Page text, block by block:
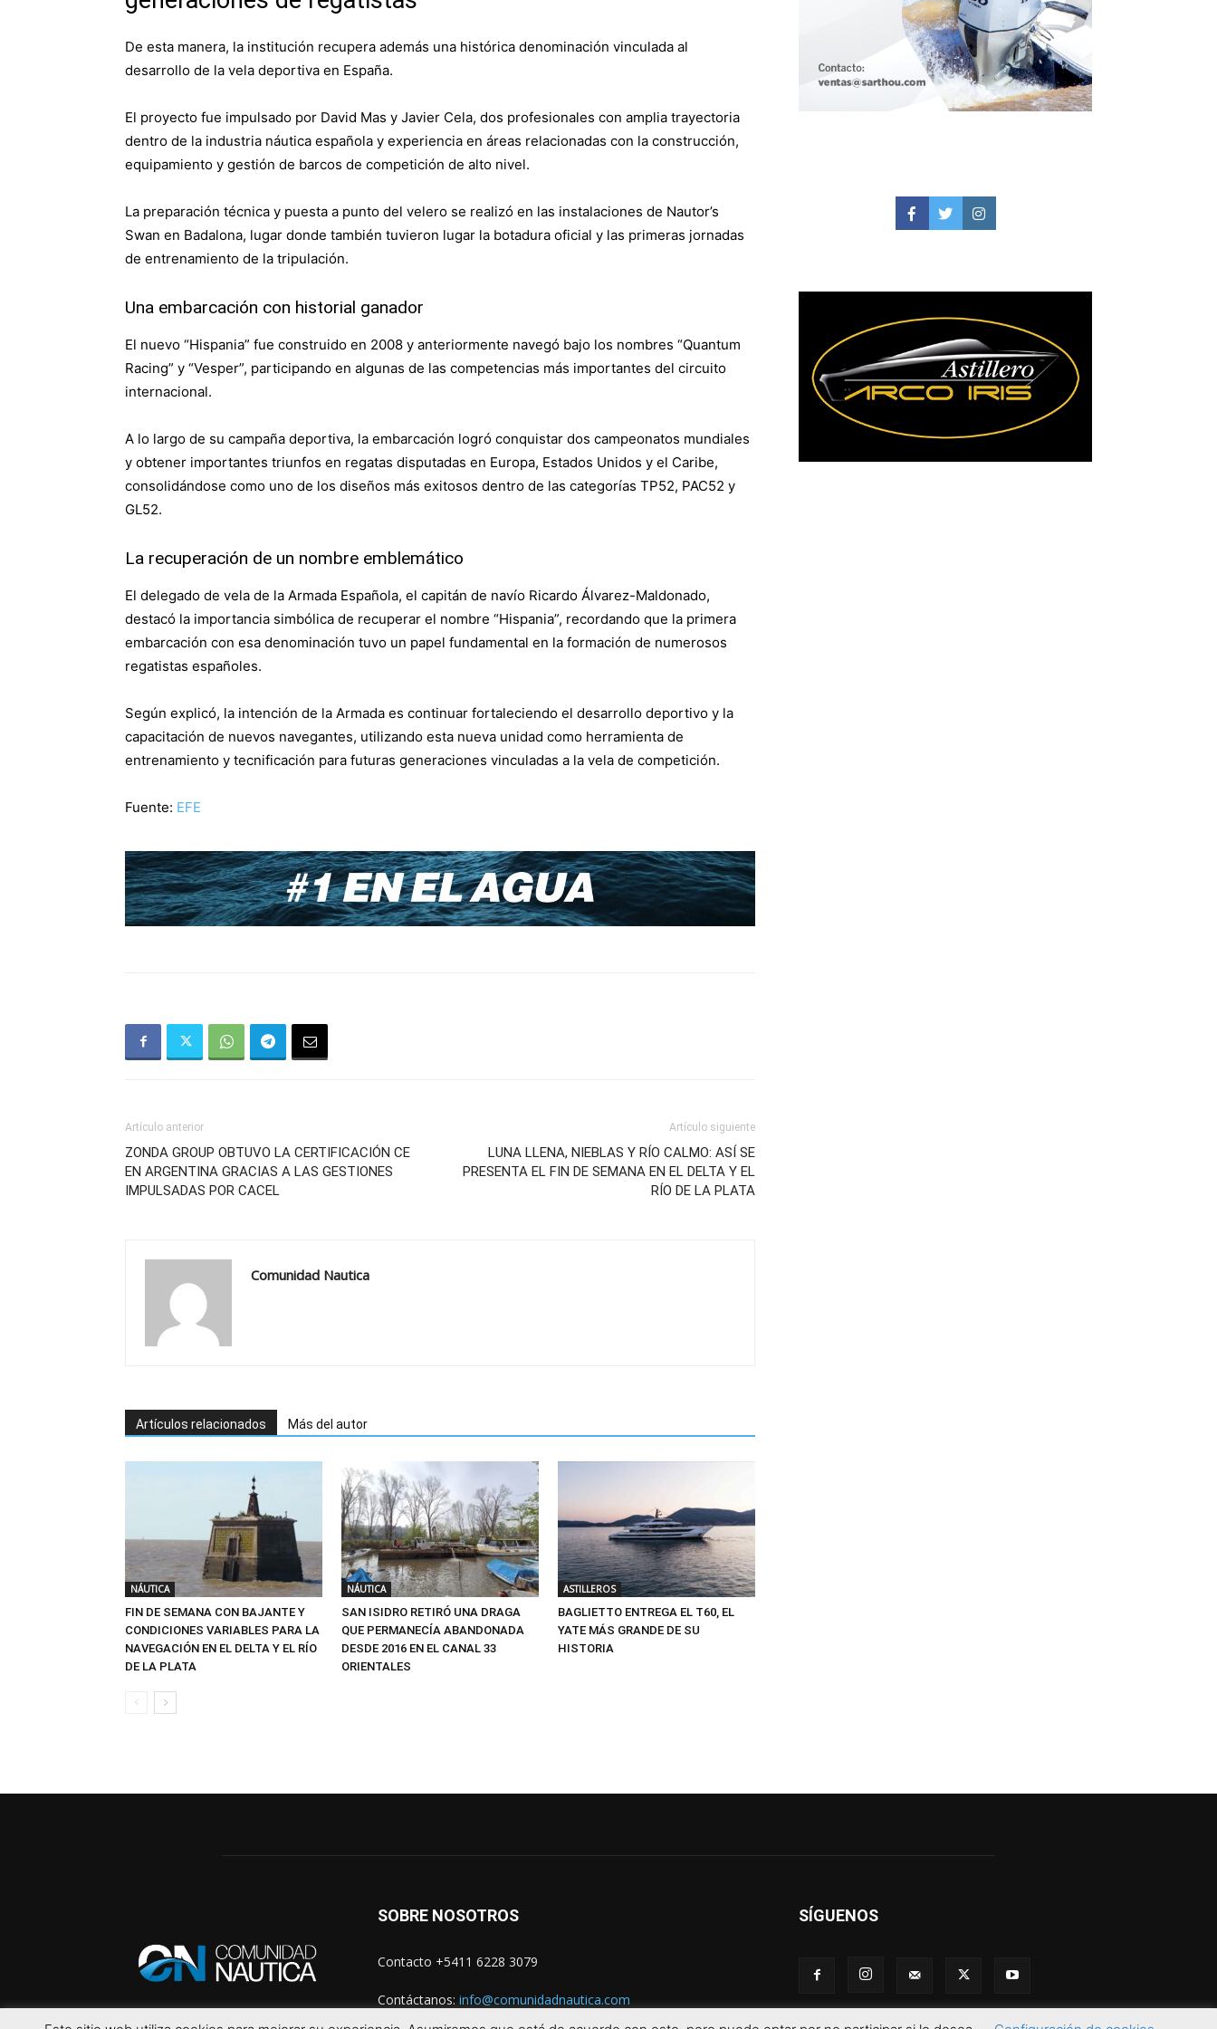
De esta manera, la institución recupera además una histórica denominación vinculada al
desarrollo de la vela deportiva en España.
El proyecto fue impulsado por David Mas y Javier Cela, dos profesionales con amplia trayectoria
dentro de la industria náutica española y experiencia en áreas relacionadas con la construcción,
equipamiento y gestión de barcos de competición de alto nivel.
La preparación técnica y puesta a punto del velero se realizó en las instalaciones de Nautor’s
Swan en Badalona, lugar donde también tuvieron lugar la botadura oficial y las primeras jornadas
de entrenamiento de la tripulación.
Una embarcación con historial ganador
El nuevo “Hispania” fue construido en 2008 y anteriormente navegó bajo los nombres “Quantum
Racing” y “Vesper”, participando en algunas de las competencias más importantes del circuito
internacional.
A lo largo de su campaña deportiva, la embarcación logró conquistar dos campeonatos mundiales
y obtener importantes triunfos en regatas disputadas en Europa, Estados Unidos y el Caribe,
consolidándose como uno de los diseños más exitosos dentro de las categorías TP52, PAC52 y
GL52.
La recuperación de un nombre emblemático
El delegado de vela de la Armada Española, el capitán de navío Ricardo Álvarez-Maldonado,
destacó la importancia simbólica de recuperar el nombre “Hispania”, recordando que la primera
embarcación con esa denominación tuvo un papel fundamental en la formación de numerosos
regatistas españoles.
Según explicó, la intención de la Armada es continuar fortaleciendo el desarrollo deportivo y la
capacitación de nuevos navegantes, utilizando esta nueva unidad como herramienta de
entrenamiento y tecnificación para futuras generaciones vinculadas a la vela de competición.
Fuente: EFE
Artículo anterior
ZONDA GROUP OBTUVO LA CERTIFICACIÓN CE
EN ARGENTINA GRACIAS A LAS GESTIONES
IMPULSADAS POR CACEL
Artículo siguiente
LUNA LLENA, NIEBLAS Y RÍO CALMO: ASÍ SE
PRESENTA EL FIN DE SEMANA EN EL DELTA Y EL
RÍO DE LA PLATA
Comunidad Nautica
Artículos relacionados Más del autor
NÁUTICA
FIN DE SEMANA CON BAJANTE Y
CONDICIONES VARIABLES PARA LA
NAVEGACIÓN EN EL DELTA Y EL RÍO
DE LA PLATA
NÁUTICA
SAN ISIDRO RETIRÓ UNA DRAGA
QUE PERMANECÍA ABANDONADA
DESDE 2016 EN EL CANAL 33
ORIENTALES
ASTILLEROS
BAGLIETTO ENTREGA EL T60, EL
YATE MÁS GRANDE DE SU
HISTORIA
Facebook
TwitterInstagram
SOBRE NOSOTROS
Contacto +5411 6228 3079
Contáctanos: info@comunidadnautica.com
SÍGUENOS